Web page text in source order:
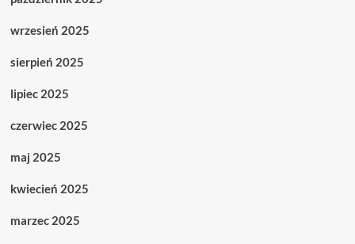
wrzesień 2025
sierpień 2025
lipiec 2025
czerwiec 2025
maj 2025
kwiecień 2025
marzec 2025